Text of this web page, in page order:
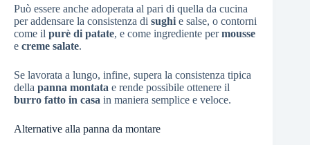
Può essere anche adoperata al pari di quella da cucina
per addensare la consistenza di sughi e salse, o contorni
come il purè di patate, e come ingrediente permousse
e creme salate.
Se lavorata a lungo, infine, supera la consistenza tipica
della panna montata e rende possibile ottenere il
burro fatto in casa in maniera semplice e veloce.
Alternative alla panna da montare